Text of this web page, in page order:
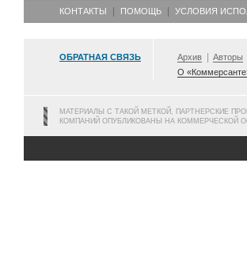
КОНТАКТЫ ПОМОЩЬ УСЛОВИЯ
ОБРАТНАЯ СВЯЗЬ Архив Авторы
О
МАТЕРИАЛЫ С ТАКОЙ МЕТКОЙ, ПАРТНЕРСКИЕ
КОМПАНИЙ ОПУБЛИКОВАНЫ НА КОММЕРЧЕСКОЙ